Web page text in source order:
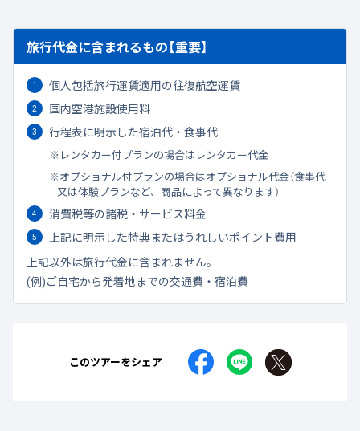
旅行代金に含まれるもの【重要】
個人包括旅行運賃適用の往復航空運賃
国内空港施設使用料
行程表に明示した宿泊代・食事代
レンタカー付プランの場合はレンタカー代金
オプショナル付プランの場合はオプショナル代金（食事代
又は体験プランなど、商品によって異なります）
消費税等の諸税・サービス料金
上記に明示した特典またはうれしいポイント費用
上記以外は旅行代金に含まれません。
(例)ご自宅から発着地までの交通費・宿泊費
このツアーをシェア